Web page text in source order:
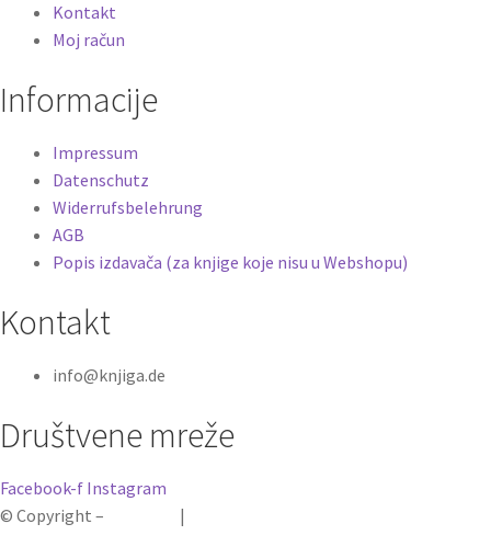
Kontakt
Moj račun
Informacije
Impressum
Datenschutz
Widerrufsbelehrung
AGB
Popis izdavača (za knjige koje nisu u Webshopu)
Kontakt
info@knjiga.de
Društvene mreže
Facebook-f Instagram
© Copyright –
|